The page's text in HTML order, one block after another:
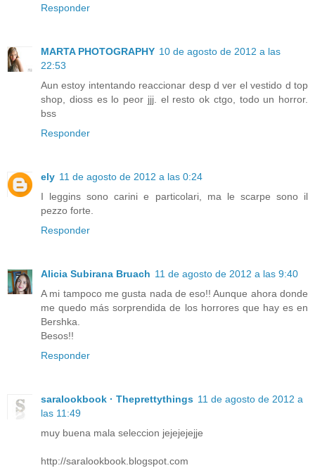
Responder
MARTA PHOTOGRAPHY 10 de agosto de 2012 a las
22:53
Aun estoy intentando reaccionar desp d ver el vestido d top
shop, dioss es lo peor jjj. el resto ok ctgo, todo un horror.
bss
Responder
ely 11 de agosto de 2012 a las 0:24
I leggins sono carini e particolari, ma le scarpe sono il
pezzo forte.
Responder
Alicia Subirana Bruach 11 de agosto de 2012 a las 9:40
A mi tampoco me gusta nada de eso!! Aunque ahora donde
me quedo más sorprendida de los horrores que hay es en
Bershka.
Besos!!
Responder
saralookbook · Theprettythings 11 de agosto de 2012 a
las 11:49
muy buena mala seleccion jejejejejje
http://saralookbook.blogspot.com